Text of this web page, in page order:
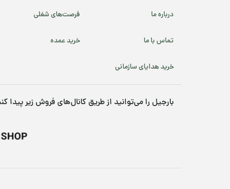
درباره ما فرصت‌های شغلی
تماس با ما خرید عمده
خرید هدایای سازمانی
بارجیل را می‌توانید از طریق کانال‌های فروش زیر پیدا